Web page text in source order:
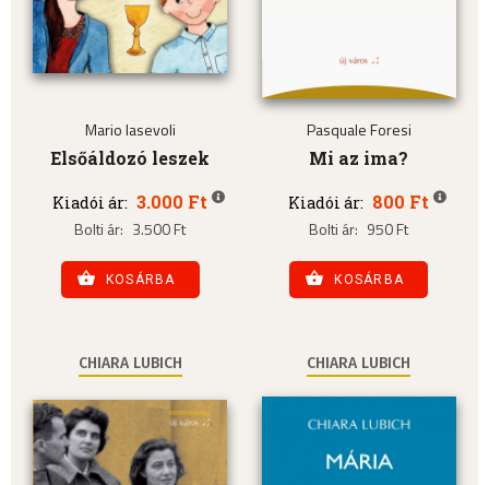
Mario Iasevoli
Elsőáldozó leszek
Kiadói ár: 3.000 Ft
Bolti ár: 3.500 Ft
KOSÁRBA
Pasquale Foresi
Mi az ima?
Kiadói ár: 800 Ft
Bolti ár: 950 Ft
KOSÁRBA
CHIARA LUBICH CHIARA LUBICH